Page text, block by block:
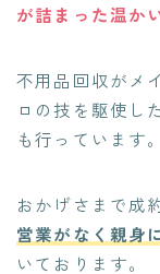
が詰まった温か
不用品回収がメ
ロの技を駆使し
も行っています。
おかげさまで成
営業がなく親身
いております。